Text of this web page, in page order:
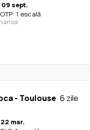
09 sept.
OTP· 1 escală
- Toulouse 6 zile
mar.